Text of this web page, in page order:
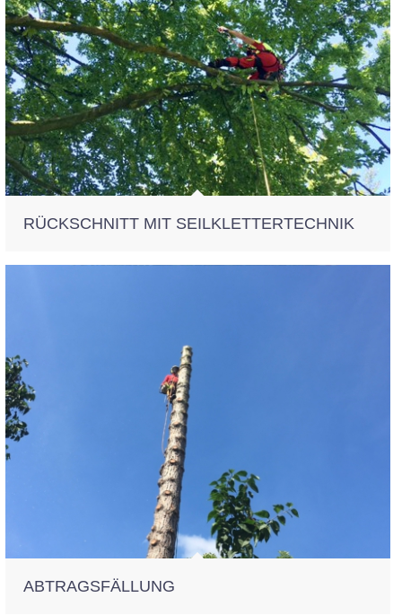
RÜCKSCHNITT MIT SEILKLETTERTECHNIK
ABTRAGSFÄLLUNG